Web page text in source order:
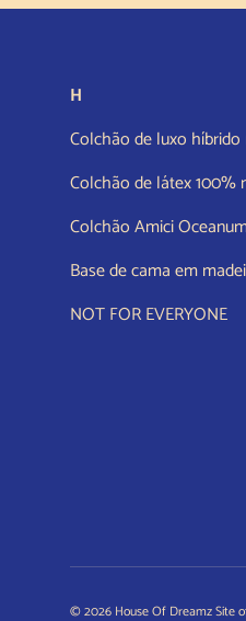
H
Colchão de luxo
Colchão de látex 100%
Colchão Amici
Base de cama em
NOT FOR EVERYONE
© 2026 House Of Dreamz Site